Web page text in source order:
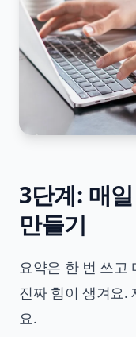
3단계: 매
만들기
요약은 한 번 쓰고
진짜 힘이 생겨요.
요.